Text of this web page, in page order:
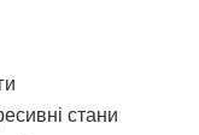
стани